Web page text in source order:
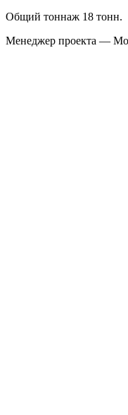
Общий тоннаж 18 тонн.
Менеджер проекта —